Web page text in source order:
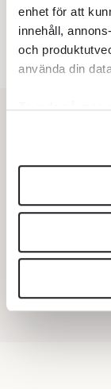
enhet för att
innehåll,
och
använda din
Ta reda på mer
Du kan ändra
helst från
Vi använder
för sociala
vidarebefordrar
information
annons- och
6.Sakine Madon:
vänstern för